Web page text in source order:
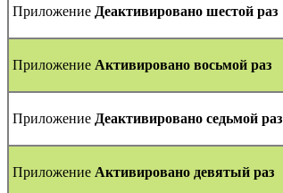
Приложение Деактивировано шестой раз
Приложение Активировано восьмой раз
Приложение Деактивировано седьмой раз
Приложение Активировано девятый раз